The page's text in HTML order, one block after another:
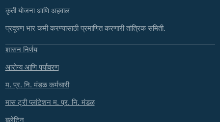
कृती योजना आणि अहवाल
प्रदूषण भार कमी करण्यासाठी प्रमाणित करणारी तांत्रिक समिती.
शासन निर्णय
आरोग्य आणि पर्यावरण
म. प्र. नि. मंडळ कर्मचारी
मास ट्री प्लांटेशन म. प्र. नि. मंडळ
बुलेटिन